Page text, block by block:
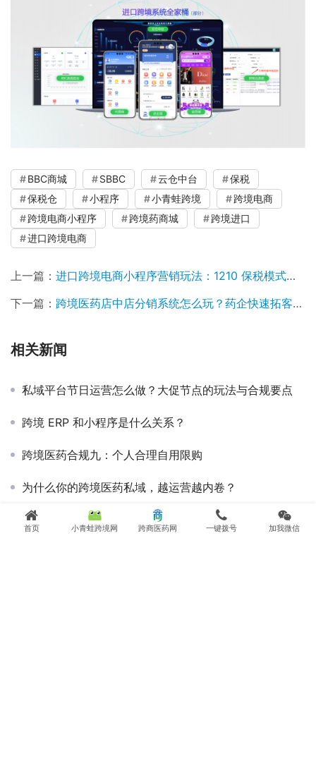
BBC商城 SBBC 云仓中台
保税
保税仓
小程序 小青蛙跨境
跨境电商
跨境电商小程序
跨境药商城
跨境进口
进口跨境电商
上一篇： 进口跨境电商小程序营销玩法：1210 保税模式的8个实用活动
下一篇： 跨境医药店中店分销系统怎么玩？药企快速拓客的核心工具
相关新闻
私域平台节日运营怎么做？大促节点的玩法与合规要点
跨境 ERP 和小程序是什么关系？
跨境医药合规九：个人合理自用限购
为什么你的跨境医药私域，越运营越内卷？
1210 模式下日用品跨境进口小程序的运营思路
首页 小青蛙跨境网 跨商医药网 一键拨号 加我微信